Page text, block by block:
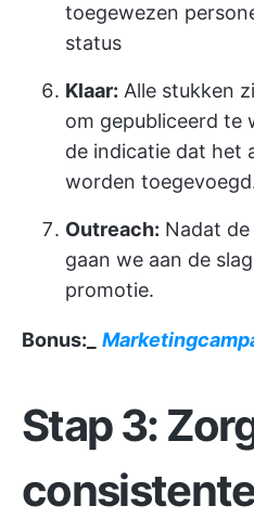
toegewezen
status
Klaar: Alle stukken
om gepubliceerd te
de indicatie dat het
worden
Outreach: Nadat
gaan we aan de
promotie.
Bonus:_
Stap 3: